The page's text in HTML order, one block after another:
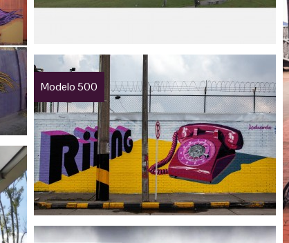
Modelo 500